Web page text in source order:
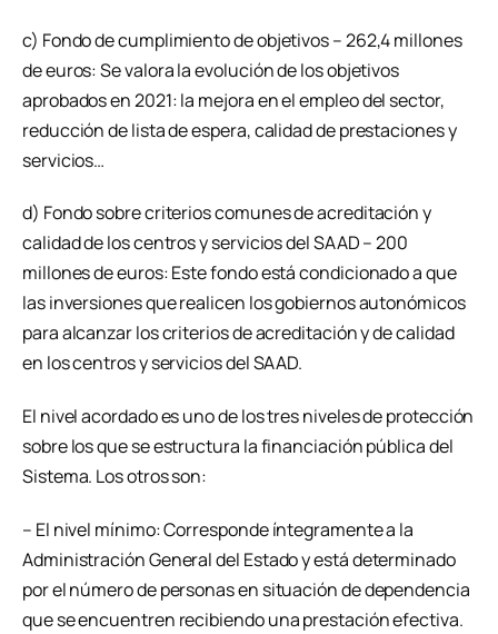
c) Fondo de cumplimiento de objetivos – 262,4 millones
de euros: Se valora la evolución de los objetivos
aprobados en 2021: la mejora en el empleo del sector,
reducción de lista de espera, calidad de prestaciones y
servicios…
d) Fondo sobre criterios comunes de acreditación y
calidad de los centros y servicios del SAAD – 200
millones de euros: Este fondo está condicionado a que
las inversiones que realicen los gobiernos autonómicos
para alcanzar los criterios de acreditación y de calidad
en los centros y servicios del SAAD.
El nivel acordado es uno de los tres niveles de protección
sobre los que se estructura la financiación pública del
Sistema. Los otros son:
– El nivel mínimo: Corresponde íntegramente a la
Administración General del Estado y está determinado
por el número de personas en situación de dependencia
que se encuentren recibiendo una prestación efectiva.